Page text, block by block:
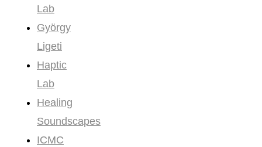
Lab
György
Ligeti
Haptic
Lab
Healing
Soundscapes
ICMC